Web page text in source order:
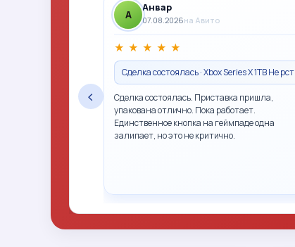
‹
A
Анвар
07.08.2026на Авито
★ ★ ★ ★ ★
Сделка состоялась · Xbox Series X 1TB Не рст
Сделка состоялась. Приставка пришла,
упакована отлично. Пока работает.
Единственное кнопка на геймпаде одна
залипает, но это не критично.